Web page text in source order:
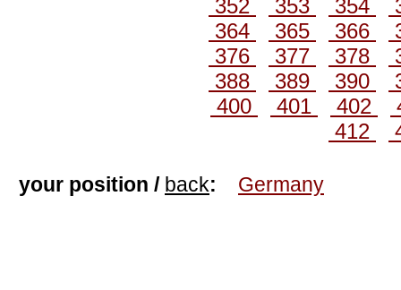
352
353 354
364
365 366
376
377 378
388
389 390
400
401 402
412
your position / back: Germany